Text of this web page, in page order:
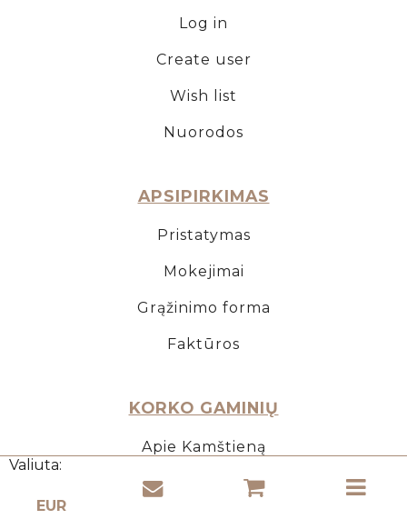
Valiuta:
Log in
Create user
Wish list
Nuorodos
APSIPIRKIMAS
Pristatymas
Mokejimai
Grąžinimo forma
Faktūros
KORKO GAMINIŲ
Apie Kamštieną
Kamščio naudojimas